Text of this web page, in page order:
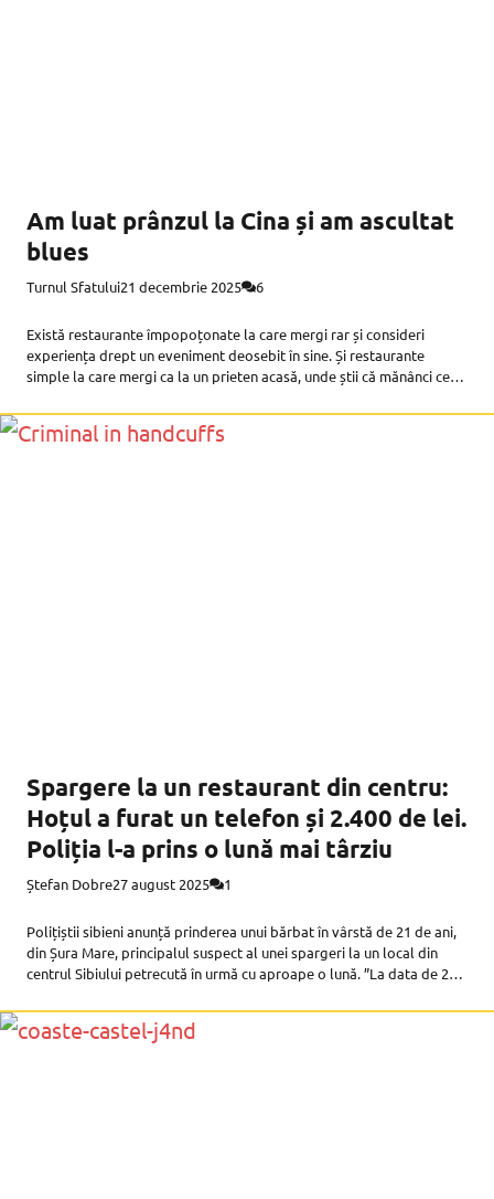
Am luat prânzul la Cina și am ascultat
blues
Turnul Sfatului21 decembrie 2025 6
Există restaurante împopoțonate la care mergi rar și consideri
experiența drept un eveniment deosebit în sine. Și restaurante
simple la care mergi ca la un prieten acasă, unde știi că mănânci ceva
Spargere la un restaurant din centru:
Hoțul a furat un telefon și 2.400 de lei.
Poliția l-a prins o lună mai târziu
Ștefan Dobre27 august 2025 1
Polițiștii sibieni anunță prinderea unui bărbat în vârstă de 21 de ani,
din Șura Mare, principalul suspect al unei spargeri la un local din
centrul Sibiului petrecută în urmă cu aproape o lună. ”La data de 26